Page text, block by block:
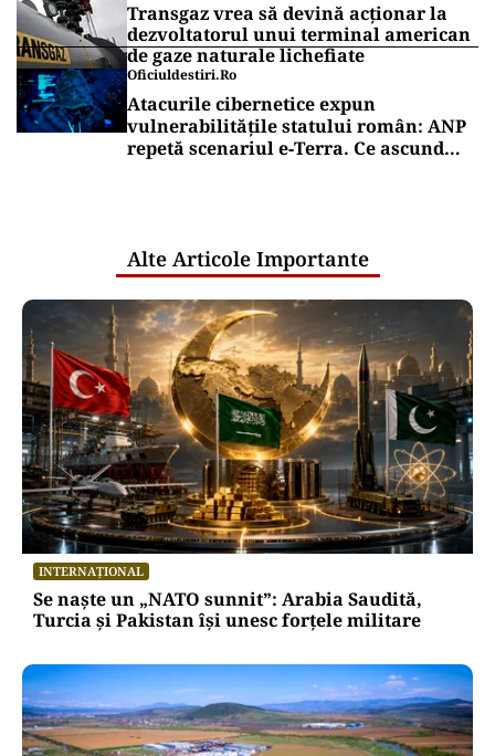
Transgaz vrea să devină acționar la
dezvoltatorul unui terminal american
de gaze naturale lichefiate
Oficiuldestiri.ro
Atacurile cibernetice expun
vulnerabilitățile statului român: ANP
repetă scenariul e‑Terra. Ce ascund
Alte Articole Importante
INTERNAȚIONAL
Se naște un „NATO sunnit”: Arabia Saudită,
Turcia și Pakistan își unesc forțele militare